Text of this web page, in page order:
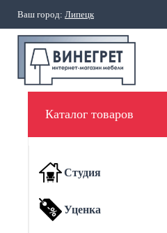
Ваш город: Липецк
Каталог товаров
Студия
Уценка